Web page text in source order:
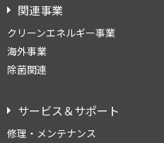
関連事業
クリーンエネルギー事業
海外事業
除菌関連
サービス＆サポート
修理・メンテナンス